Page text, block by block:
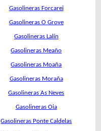
Gasolineras Forcarei
Gasolineras O Grove
Gasolineras Lalín
Gasolineras Meaño
Gasolineras Moaña
Gasolineras Moraña
Gasolineras As Neves
Gasolineras Oia
Gasolineras Ponte Caldelas